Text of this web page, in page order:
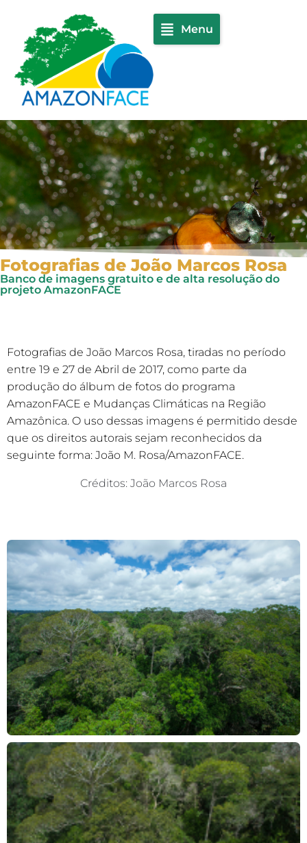
Menu
Fotografias de João Marcos Rosa
Banco de imagens gratuito e de alta resolução do
projeto AmazonFACE
Fotografias de João Marcos Rosa, tiradas no período
entre 19 e 27 de Abril de 2017, como parte da
produção do álbum de fotos do programa
AmazonFACE e Mudanças Climáticas na Região
Amazônica. O uso dessas imagens é permitido desde
que os direitos autorais sejam reconhecidos da
seguinte forma: João M. Rosa/AmazonFACE.
Créditos: João Marcos Rosa